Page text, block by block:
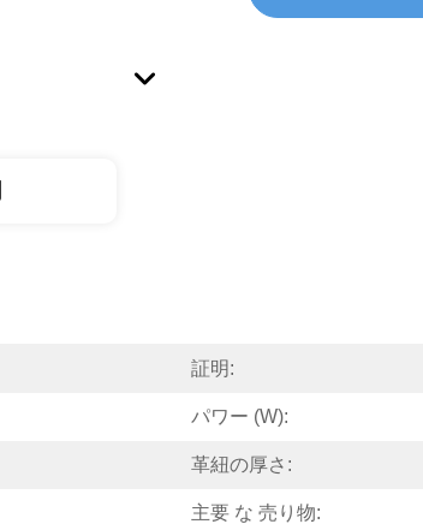
証明:
パワー (w):
革紐の厚さ:
主要 な 売り物: